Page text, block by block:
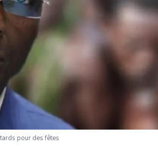
pour des fêtes